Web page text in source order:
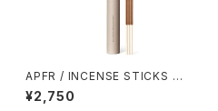
APFR / INCENSE STICKS イ
ンセンススティックス
¥2,750